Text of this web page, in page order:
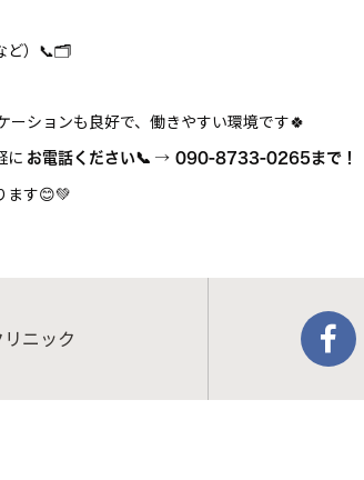
ど）📞🗂
ーションも良好で、働きやすい環境です🍀
に お電話ください📞 → 090-8733-0265まで！
ます😊💚
ニック